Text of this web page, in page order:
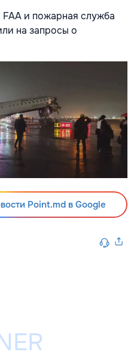
и пожарная служба
на запросы о
Point.md в Google